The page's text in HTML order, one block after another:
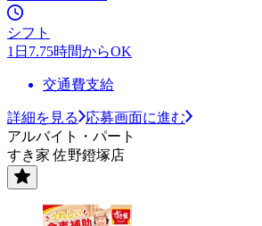
シフト
1日7.75時間からOK
交通費支給
詳細を見る
応募画面に進む
アルバイト・パート
すき家 佐野鐙塚店